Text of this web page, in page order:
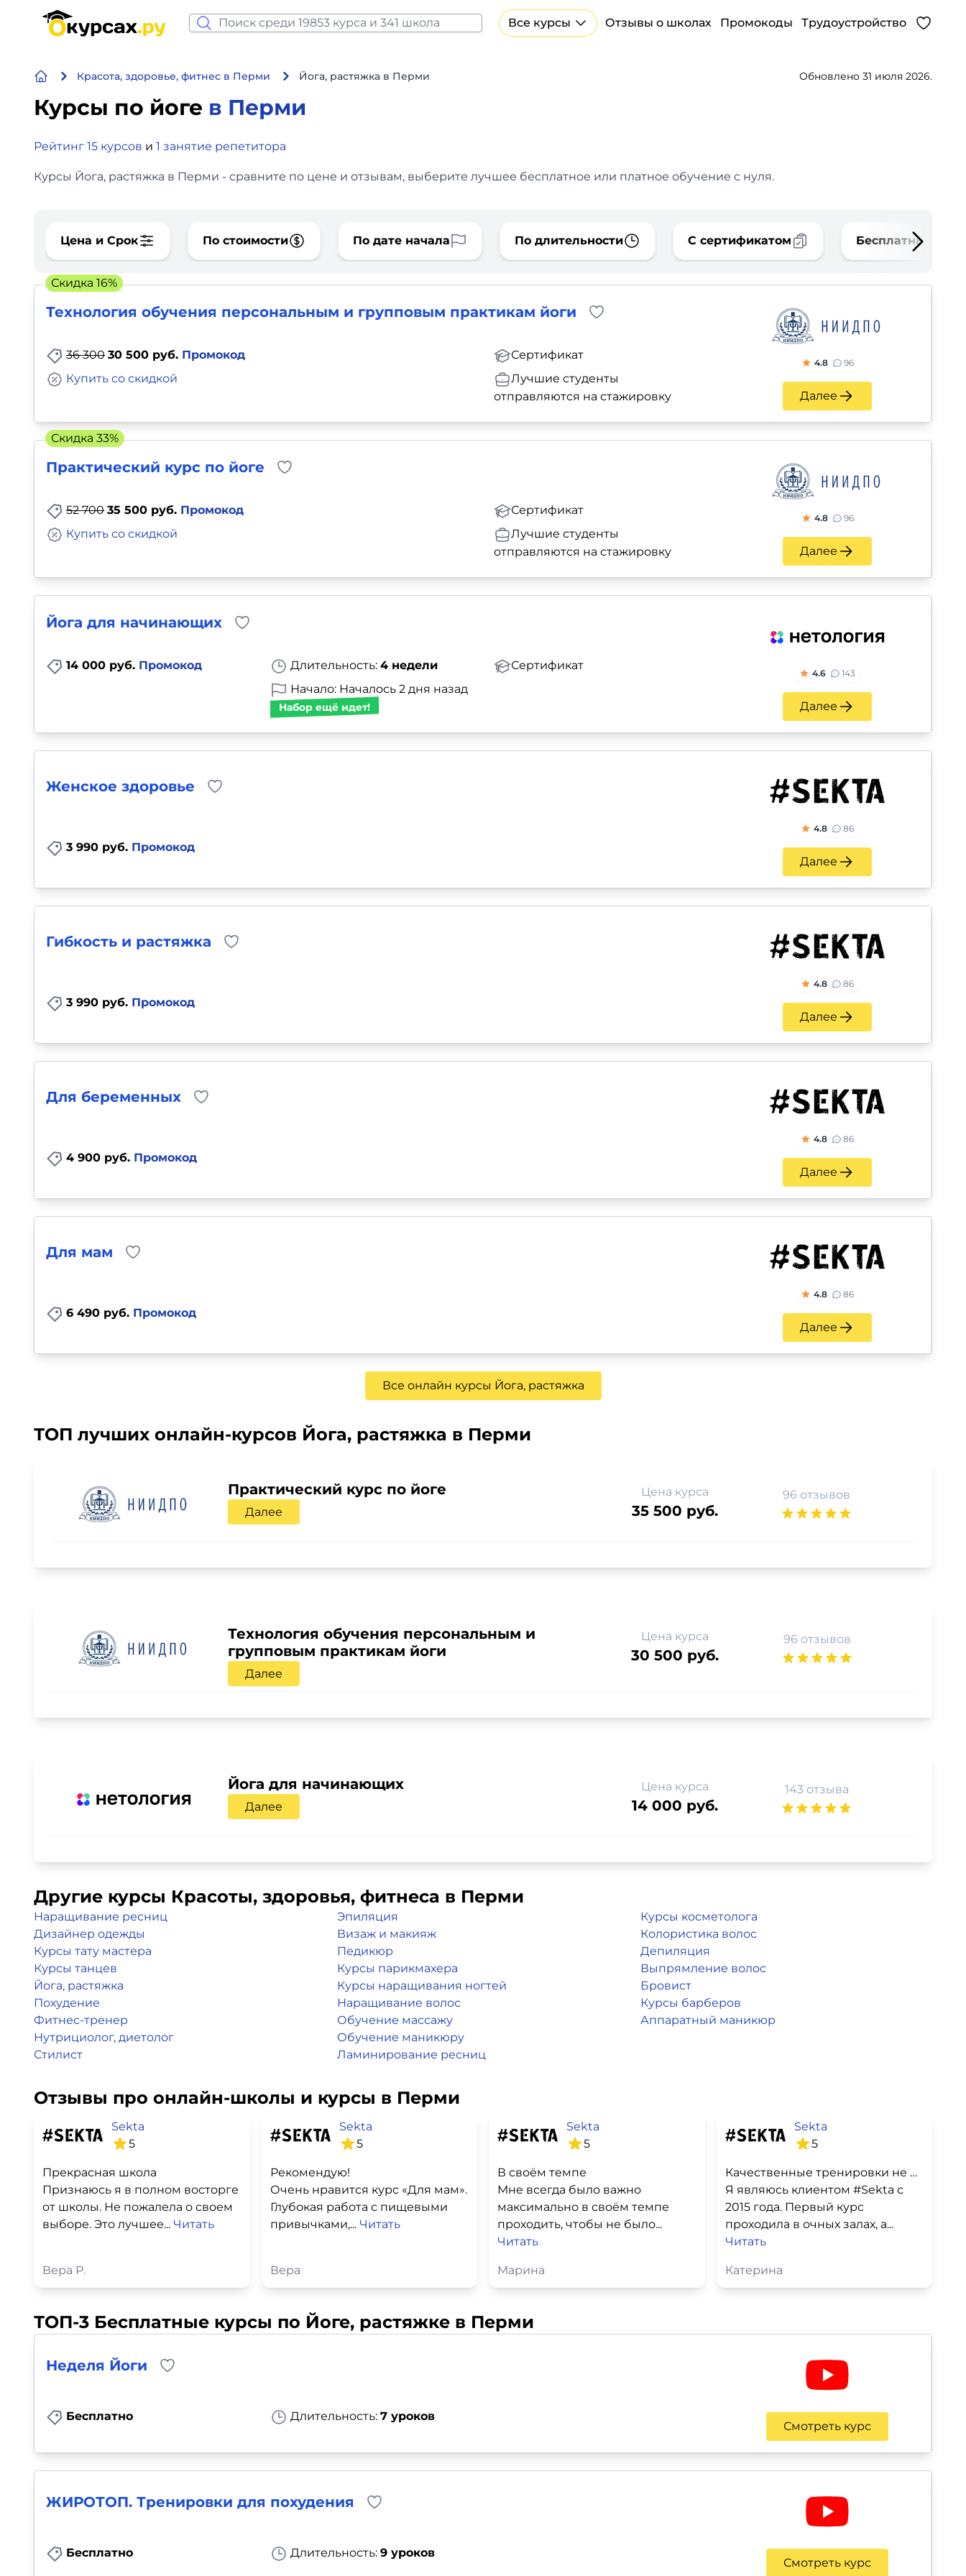
Все курсы Отзывы о школах Промокоды Трудоустройство
Красота, здоровье, фитнес в Перми Йога, растяжка в Перми Обновлено 31 июля 2026.
Курсы по йоге в Перми
Рейтинг 15 курсов и 1 занятие репетитора
Курсы Йога, растяжка в Перми - сравните по цене и отзывам, выберите лучшее бесплатное или платное обучение с нуля.
Цена и Срок По стоимости По дате начала По длительности С сертификатом Бесплатные
Технология обучения персональным и групповым практикам йоги
36 300 30 500 руб. Промокод
Сертификат
Купить со скидкой
Лучшие студенты
отправляются на стажировку
4.8 96
Далее
Скидка 16%
Практический курс по йоге
52 700 35 500 руб. Промокод
Сертификат
Купить со скидкой
Лучшие студенты
отправляются на стажировку
4.8 96
Далее
Скидка 33%
Йога для начинающих
14 000 руб. Промокод Длительность: 4 недели
Сертификат
Начало: Началось 2 дня назад
Набор ещё идет!
4.6 143
Далее
Женское здоровье
3 990 руб. Промокод
4.8 86
Далее
Гибкость и растяжка
3 990 руб. Промокод
4.8 86
Далее
Для беременных
4 900 руб. Промокод
4.8 86
Далее
Для мам
6 490 руб. Промокод
4.8 86
Далее
Все онлайн курсы Йога, растяжка
ТОП лучших онлайн-курсов Йога, растяжка в Перми
Практический курс по йоге
Далее
Цена курса
35 500 руб.
96 отзывов
Технология обучения персональным и
групповым практикам йоги
Далее
Цена курса
30 500 руб.
96 отзывов
Йога для начинающих
Далее
Цена курса
14 000 руб.
143 отзыва
Другие курсы Красоты, здоровья, фитнеса в Перми
Наращивание ресниц
Дизайнер одежды
Курсы тату мастера
Курсы танцев
Йога, растяжка
Похудение
Фитнес-тренер
Нутрициолог, диетолог
Стилист
Эпиляция
Визаж и макияж
Педикюр
Курсы парикмахера
Курсы наращивания ногтей
Наращивание волос
Обучение массажу
Обучение маникюру
Ламинирование ресниц
Курсы косметолога
Колористика волос
Депиляция
Выпрямление волос
Бровист
Курсы барберов
Аппаратный маникюр
Отзывы про онлайн-школы и курсы в Перми
Sekta
5
Прекрасная школа
Признаюсь я в полном восторге
от школы. Не пожалела о своем
выборе. Это лучшее... Читать
Вера Р.
Sekta
5
Рекомендую!
Очень нравится курс «Для мам».
Глубокая работа с пищевыми
привычками,... Читать
Вера
Sekta
5
В своём темпе
Мне всегда было важно
максимально в своём темпе
проходить, чтобы не было...
Читать
Марина
Sekta
5
Качественные тренировки не выходя из дома и индивидуальная работа
Я являюсь клиентом #Sekta с
2015 года. Первый курс
проходила в очных залах, а...
Читать
Катерина
ТОП-3 Бесплатные курсы по Йоге, растяжке в Перми
Неделя Йоги
Бесплатно Длительность: 7 уроков
Смотреть курс
ЖИРОТОП. Тренировки для похудения
Бесплатно Длительность: 9 уроков
Смотреть курс
Программирование
Бизнес и финансы
Дизайн
Видео, фото, аудио
Маркетинг
Иностранный язык
Для детей
Красота, здоровье, фитнес
Психология и саморазвитие
Прочее
Тесты на профориентацию
Курсы по нейросетям